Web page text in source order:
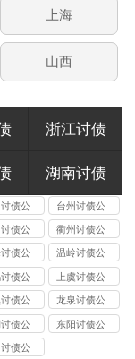
上海
山西
浙江讨债
湖南讨债
债公
台州讨债公
司
债公
衢州讨债公
司
债公
温岭讨债公
司
讨债公
上虞讨债公
司
债公
龙泉讨债公
司
债公
东阳讨债公
债公